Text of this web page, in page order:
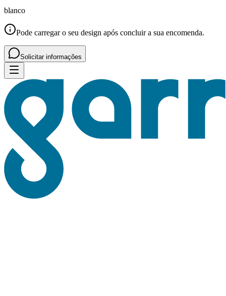
blanco
Pode carregar o seu design após concluir a sua encomenda.
Solicitar informações